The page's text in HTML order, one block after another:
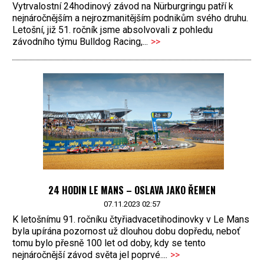
Vytrvalostní 24hodinový závod na Nürburgringu patří k
nejnáročnějším a nejrozmanitějším podnikům svého druhu.
Letošní, již 51. ročník jsme absolvovali z pohledu
závodního týmu Bulldog Racing,... >>
24 HODIN LE MANS – OSLAVA JAKO ŘEMEN
07.11.2023 02:57
K letošnímu 91. ročníku čtyřiadvacetihodinovky v Le Mans
byla upírána pozornost už dlouhou dobu dopředu, neboť
tomu bylo přesně 100 let od doby, kdy se tento
nejnáročnější závod světa jel poprvé.... >>